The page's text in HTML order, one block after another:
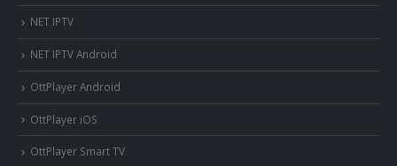
NET IPTV
NET IPTV Android
OttPlayer Android
OttPlayer iOS
OttPlayer Smart TV